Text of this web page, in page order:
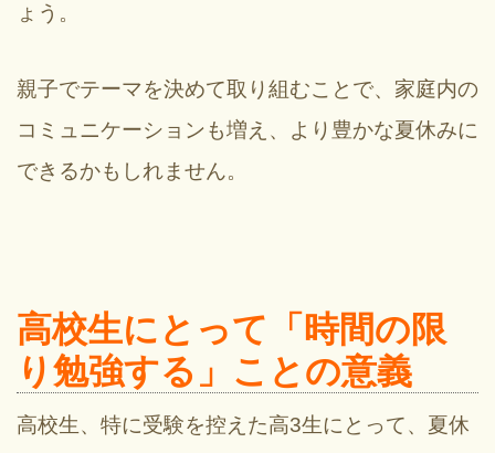
ょう。
親子でテーマを決めて取り組むことで、家庭内の
コミュニケーションも増え、より豊かな夏休みに
できるかもしれません。
高校生にとって「時間の限
り勉強する」ことの意義
高校生、特に受験を控えた高3生にとって、夏休